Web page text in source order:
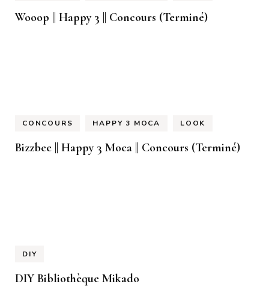
Wooop || Happy 3 || Concours (Terminé)
CONCOURS HAPPY 3 MOCA LOOK
Bizzbee || Happy 3 Moca || Concours (Terminé)
DIY
DIY Bibliothèque Mikado